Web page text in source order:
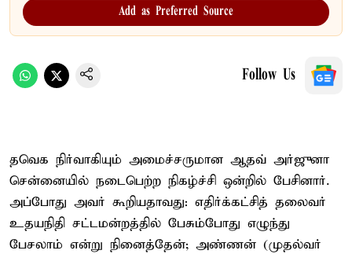
Add as Preferred Source
Follow Us
தவெக நிர்வாகியும் அமைச்சருமான ஆதவ் அர்ஜுனா
சென்னையில் நடைபெற்ற நிகழ்ச்சி ஒன்றில் பேசினார்.
அப்போது அவர் கூறியதாவது: எதிர்க்கட்சித் தலைவர்
உதயநிதி சட்டமன்றத்தில் பேசும்போது எழுந்து
பேசலாம் என்று நினைத்தேன்; அண்ணன் (முதல்வர்